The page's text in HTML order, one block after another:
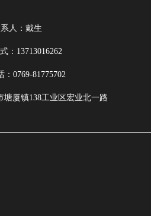
人：戴生
：13713016262
：0769-81775702
塘厦镇138工业区宏业北一路